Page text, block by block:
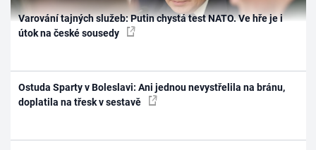
Varování tajných služeb: Putin chystá test NATO. Ve hře je i
útok na české sousedy
Ostuda Sparty v Boleslavi: Ani jednou nevystřelila na bránu,
doplatila na třesk v sestavě